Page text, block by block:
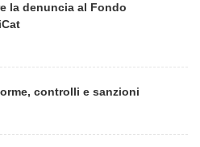
la denuncia al Fondo
controlli e sanzioni